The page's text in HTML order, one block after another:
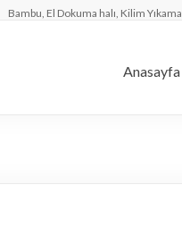
Bambu, El Dokuma halı, Kilim Yıkama
Anasayfa